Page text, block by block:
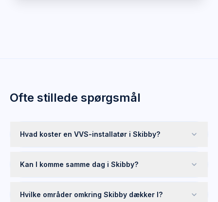
Ofte stillede spørgsmål
Hvad koster en VVS-installatør i Skibby?
Kan I komme samme dag i Skibby?
Hvilke områder omkring Skibby dækker I?